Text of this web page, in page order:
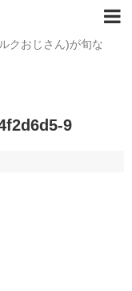
クおじさん)が旬な
9